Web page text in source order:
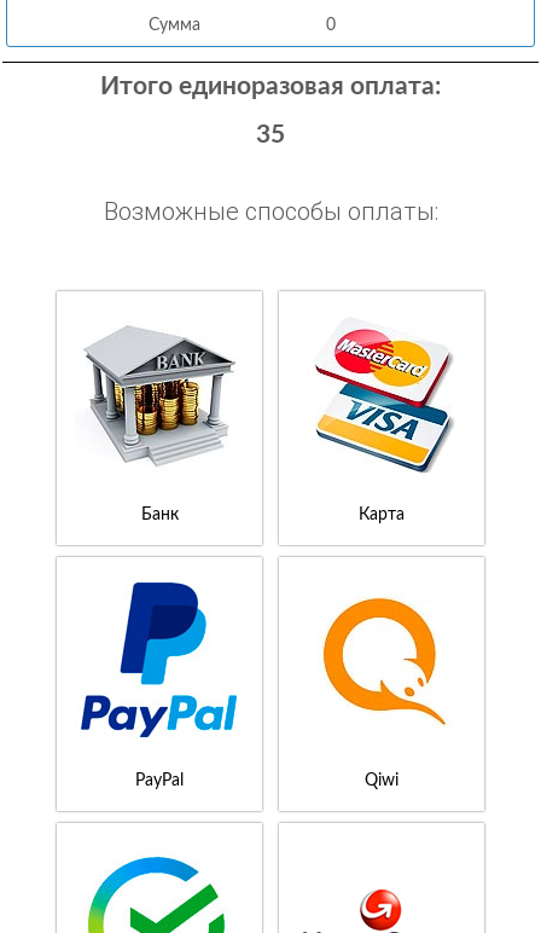
Сумма 0
Итого единоразовая оплата:
35
Возможные способы оплаты:
Банк Карта
PayPal Qiwi